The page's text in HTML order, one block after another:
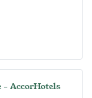
- AccorHotels